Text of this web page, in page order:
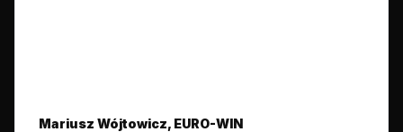
Mariusz Wójtowicz, EURO-WIN